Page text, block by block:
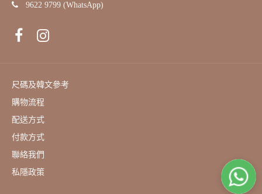
9622 9799 (WhatsApp)
尺碼及韓文參考
購物流程
配送方式
付款方式
聯絡我們
私隱政策